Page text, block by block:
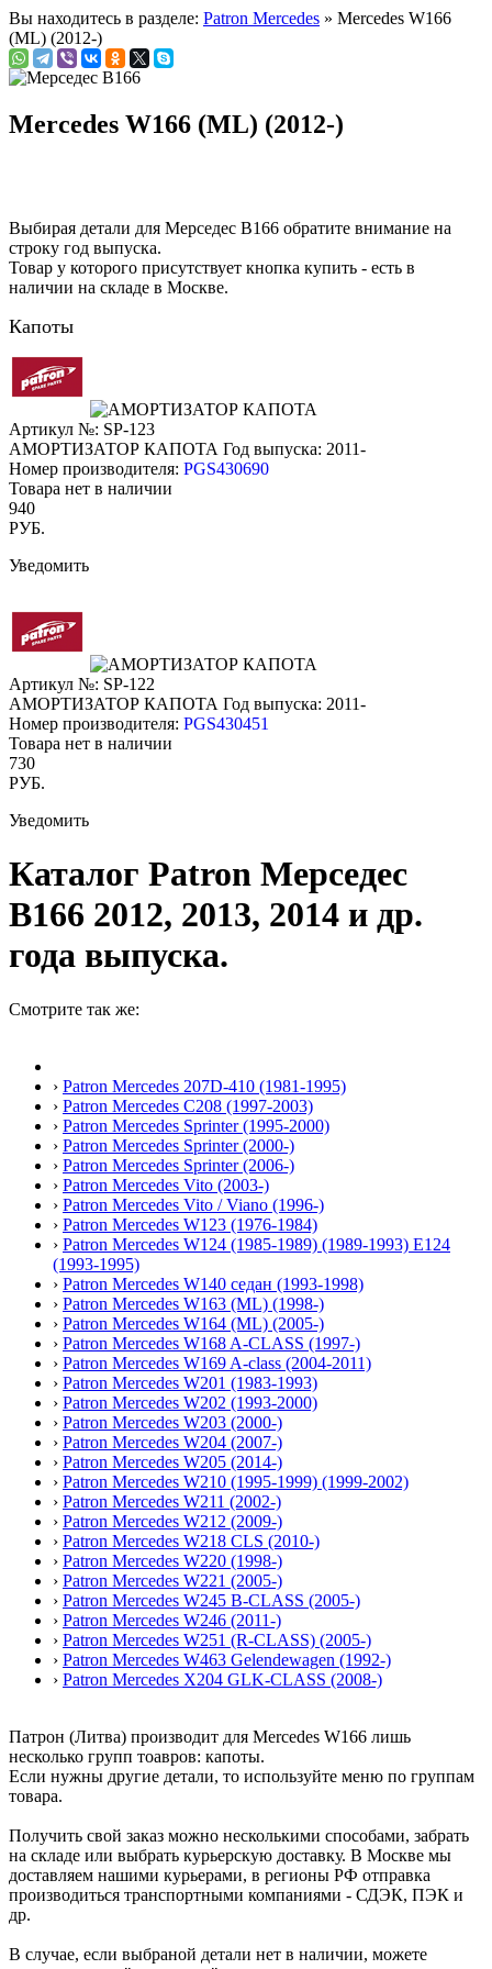
Вы находитесь в разделе: Patron Mercedes » Mercedes W166
(ML) (2012-)
Mercedes W166 (ML) (2012-)
Выбирая детали для Мерседес В166 обратите внимание на
строку год выпуска.
Товар у которого присутствует кнопка купить - есть в
наличии на складе в Москве.
Капоты
Артикул №: SP-123
АМОРТИЗАТОР КАПОТА Год выпуска: 2011-
Номер производителя: PGS430690
Товара нет в наличии
940
РУБ.
Уведомить
Артикул №: SP-122
АМОРТИЗАТОР КАПОТА Год выпуска: 2011-
Номер производителя: PGS430451
Товара нет в наличии
730
РУБ.
Уведомить
Каталог Patron Мерседес
В166 2012, 2013, 2014 и др.
года выпуска.
Смотрите так же:
› Patron Mercedes 207D-410 (1981-1995)
› Patron Mercedes C208 (1997-2003)
› Patron Mercedes Sprinter (1995-2000)
› Patron Mercedes Sprinter (2000-)
› Patron Mercedes Sprinter (2006-)
› Patron Mercedes Vito (2003-)
› Patron Mercedes Vito / Viano (1996-)
› Patron Mercedes W123 (1976-1984)
› Patron Mercedes W124 (1985-1989) (1989-1993) E124
(1993-1995)
› Patron Mercedes W140 седан (1993-1998)
› Patron Mercedes W163 (ML) (1998-)
› Patron Mercedes W164 (ML) (2005-)
› Patron Mercedes W168 A-CLASS (1997-)
› Patron Mercedes W169 A-class (2004-2011)
› Patron Mercedes W201 (1983-1993)
› Patron Mercedes W202 (1993-2000)
› Patron Mercedes W203 (2000-)
› Patron Mercedes W204 (2007-)
› Patron Mercedes W205 (2014-)
› Patron Mercedes W210 (1995-1999) (1999-2002)
› Patron Mercedes W211 (2002-)
› Patron Mercedes W212 (2009-)
› Patron Mercedes W218 CLS (2010-)
› Patron Mercedes W220 (1998-)
› Patron Mercedes W221 (2005-)
› Patron Mercedes W245 B-CLASS (2005-)
› Patron Mercedes W246 (2011-)
› Patron Mercedes W251 (R-CLASS) (2005-)
› Patron Mercedes W463 Gelendewagen (1992-)
› Patron Mercedes X204 GLK-CLASS (2008-)
Патрон (Литва) производит для Mercedes W166 лишь
несколько групп тоавров: капоты.
Если нужны другие детали, то используйте меню по группам
товара.
Получить свой заказ можно несколькими способами, забрать
на складе или выбрать курьерскую доставку. В Москве мы
доставляем нашими курьерами, в регионы РФ отправка
производиться транспортными компаниями - СДЭК, ПЭК и
др.
В случае, если выбраной детали нет в наличии, можете